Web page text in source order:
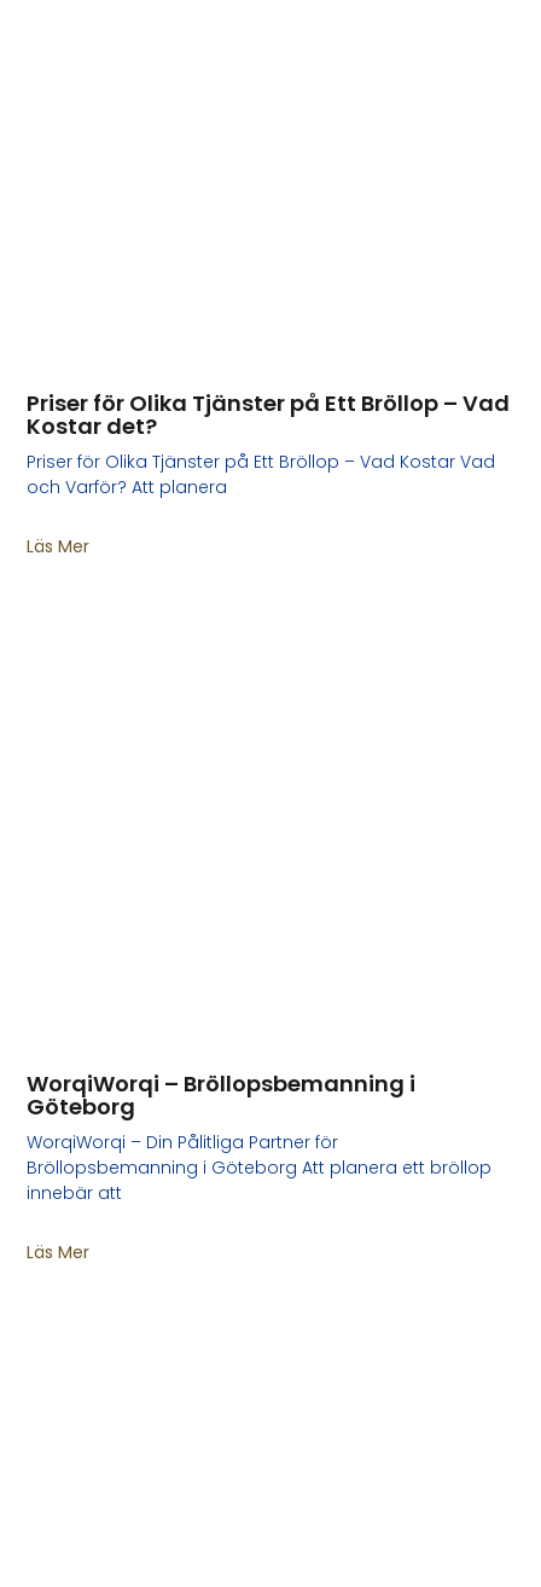
Priser för Olika Tjänster på Ett Bröllop – Vad
Kostar det?
Priser för Olika Tjänster på Ett Bröllop – Vad Kostar Vad
och Varför? Att planera
Läs Mer
WorqiWorqi – Bröllopsbemanning i
Göteborg
WorqiWorqi – Din Pålitliga Partner för
Bröllopsbemanning i Göteborg Att planera ett bröllop
innebär att
Läs Mer